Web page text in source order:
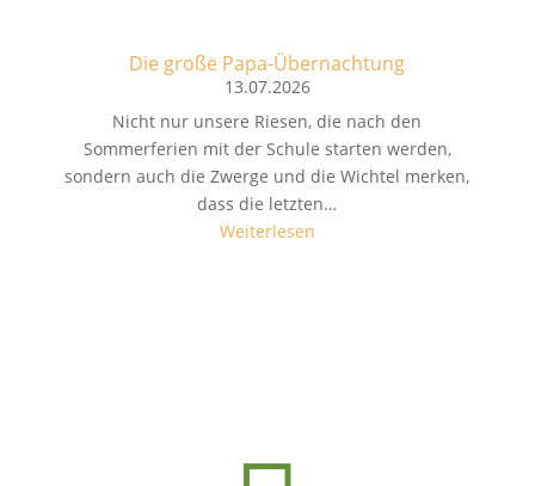
Die große Papa-Übernachtung
13.07.2026
Nicht nur unsere Riesen, die nach den
Sommerferien mit der Schule starten werden,
sondern auch die Zwerge und die Wichtel merken,
dass die letzten…
Weiterlesen